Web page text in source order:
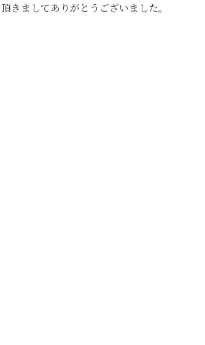
きましてありがとうございました。